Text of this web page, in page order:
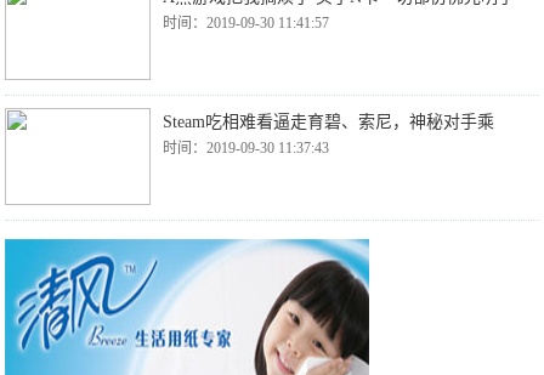
时间：2019-09-30 11:41:57
Steam吃相难看逼走育碧、索尼，神秘对手乘
时间：2019-09-30 11:37:43